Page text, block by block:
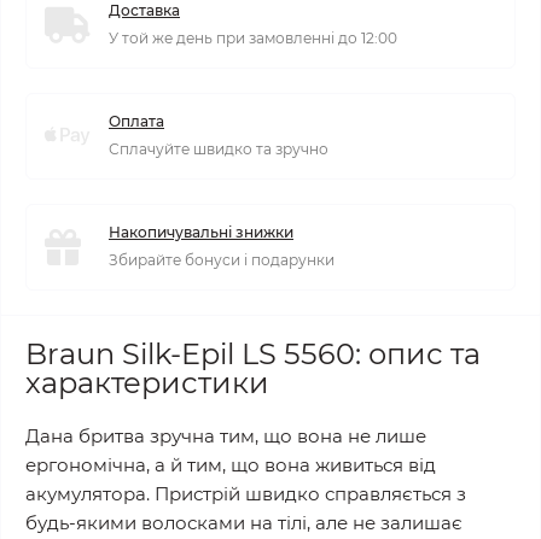
Доставка
У той же день при замовленні до 12:00
Оплата
Сплачуйте швидко та зручно
Накопичувальні знижки
Збирайте бонуси і подарунки
Braun Silk-Epil LS 5560: опис та
характеристики
Дана бритва зручна тим, що вона не лише
ергономічна, а й тим, що вона живиться від
акумулятора. Пристрій швидко справляється з
будь-якими волосками на тілі, але не залишає